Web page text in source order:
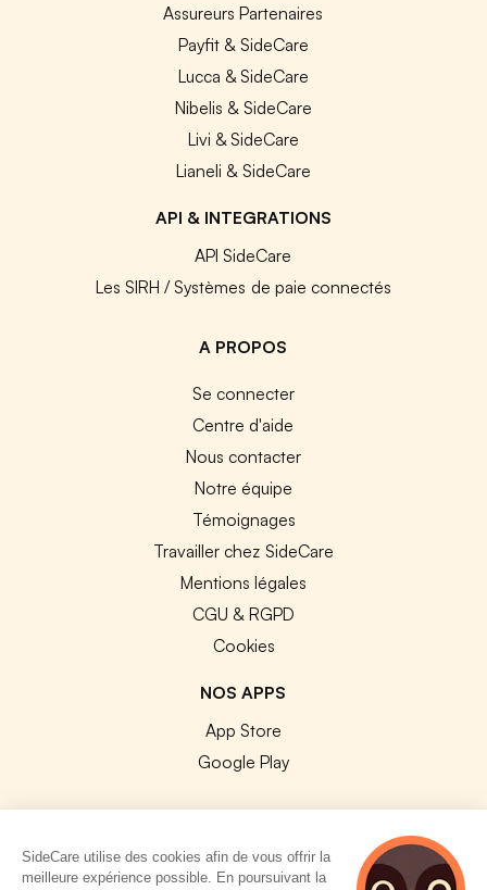
Assureurs Partenaires
Payfit & SideCare
Lucca & SideCare
Nibelis & SideCare
Livi & SideCare
Lianeli & SideCare
API & INTEGRATIONS
API SideCare
Les SIRH / Systèmes de paie connectés
A PROPOS
Se connecter
Centre d'aide
Nous contacter
Notre équipe
Témoignages
Travailler chez SideCare
Mentions légales
CGU & RGPD
Cookies
NOS APPS
App Store
Google Play
SideCare utilise des cookies afin de vous offrir la
meilleure expérience possible. En poursuivant la